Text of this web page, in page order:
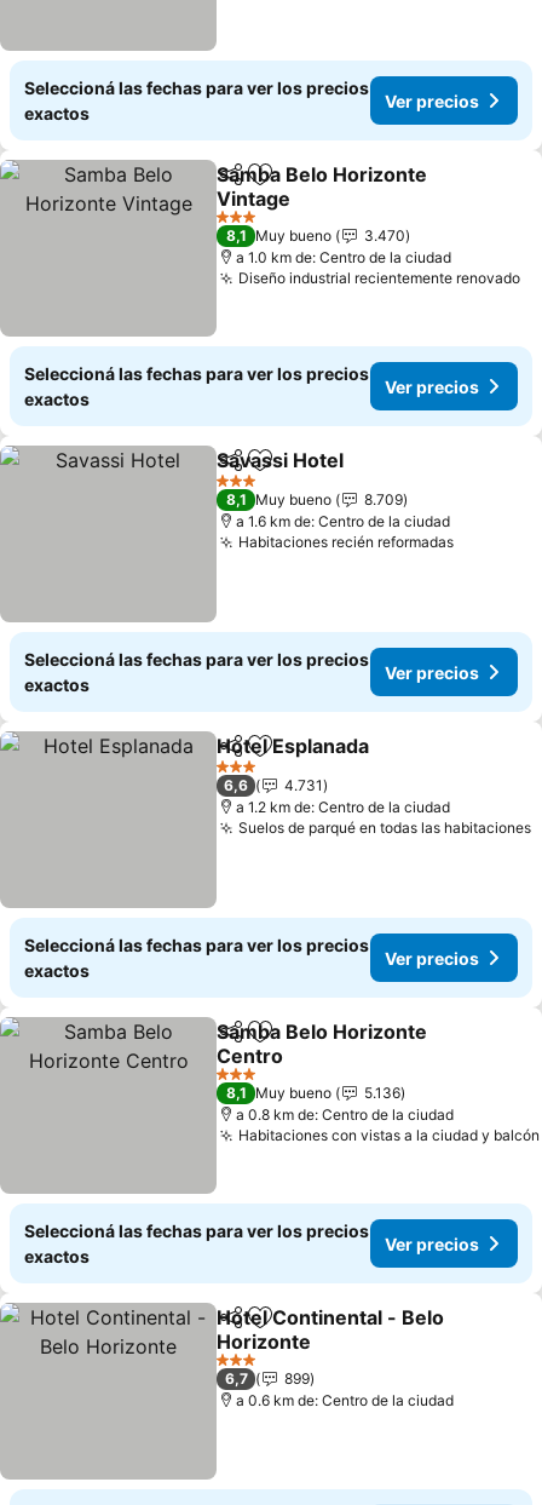
Seleccioná las fechas para ver los precios
exactos
Ver precios
CompartirAñadir a favoritos
Samba Belo Horizonte
Vintage
Ver precios
3 Estrellas
8,1 Muy bueno
3.470
a 1.0 km de: Centro de la ciudad
Diseño industrial recientemente renovado
Seleccioná las fechas para ver los precios
exactos
Ver precios
CompartirAñadir a favoritos
Savassi Hotel
3 Estrellas
8,1 Muy bueno
8.709
a 1.6 km de: Centro de la ciudad
Habitaciones recién reformadasVer
Seleccioná las fechas para ver los precios
exactos
Ver precios
CompartirAñadir a favoritos
Hotel Esplanada
3 Estrellas
6,6
4.731
a 1.2 km de: Centro de la ciudad
Suelos de parqué en todas las habitaciones
Seleccioná las fechas para ver los precios
exactos
Ver precios
CompartirAñadir a favoritos
Samba Belo Horizonte
Centro
Ver precios
3 Estrellas
8,1 Muy bueno
5.136
a 0.8 km de: Centro de la ciudad
Habitaciones con vistas a la ciudad y balcón
Seleccioná las fechas para ver los precios
exactos
Ver precios
CompartirAñadir a favoritos
Hotel Continental - Belo
Horizonte
Ver precios
3 Estrellas
6,7
899
a 0.6 km de: Centro de la ciudad